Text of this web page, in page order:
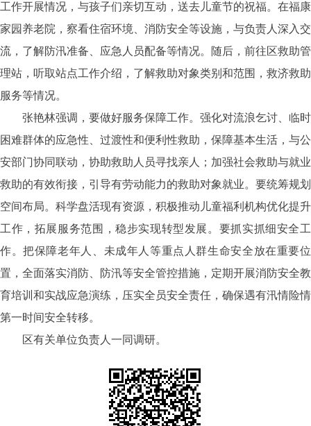
工作开展情况，与孩子们亲切互动，送去儿童节的祝福。在福康
家园养老院，察看住宿环境、消防安全等设施，与负责人深入交
流，了解防汛准备、应急人员配备等情况。随后，前往区救助管
理站，听取站点工作介绍，了解救助对象类别和范围，救济救助
服务等情况。
张艳林强调， 要做好服务保障工作。强化对流浪乞讨、临时
困难群体的应急性、过渡性和便利性救助，保障基本生活，与公
安部门协同联动，协助救助人员寻找亲人；加强社会救助与就业
救助的有效衔接，引导有劳动能力的救助对象就业。 要统筹规划
空间布局。科学盘活现有资源，积极推动儿童福利机构优化提升
工作，拓展服务范围，稳步实现转型发展。 要抓实抓细安全工
作。把保障老年人、未成年人等重点人群生命安全放在重要位
置，全面落实消防、防汛等安全管控措施，定期开展消防安全教
育培训和实战应急演练，压实全员安全责任，确保遇有汛情险情
第一时间安全转移。
区有关单位负责人一同调研。